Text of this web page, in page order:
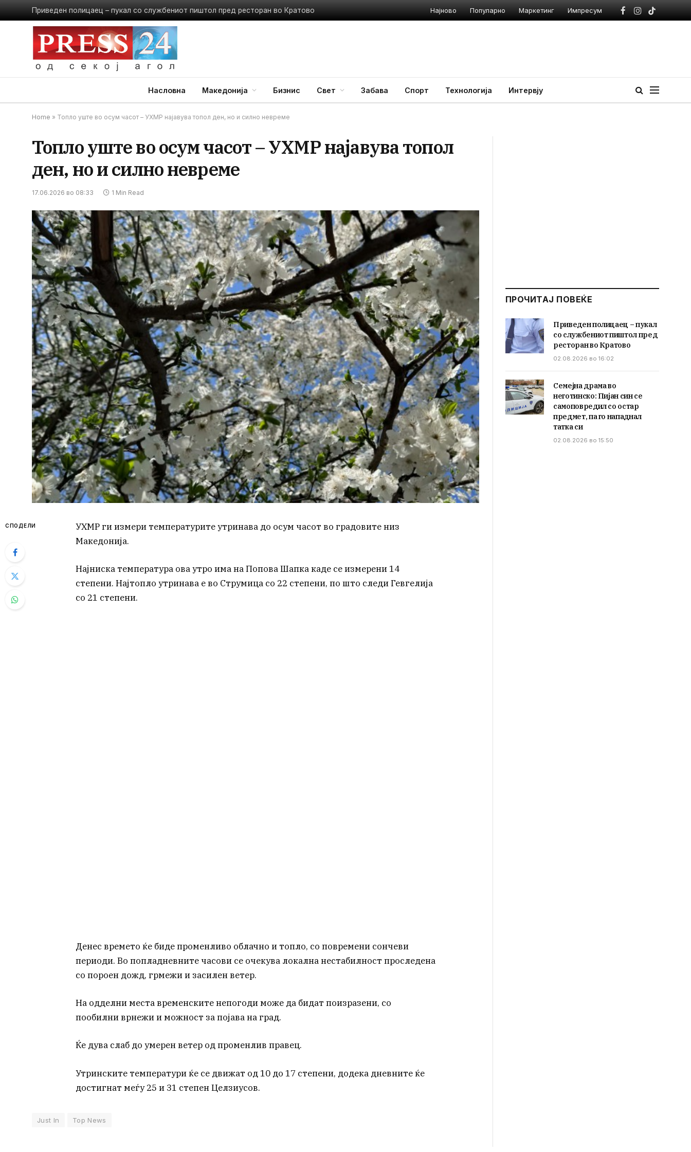
Приведен полицаец – пукал со службениот пиштол пред ресторан во Кратово Најново Популарно Маркетинг Импресум
Facebook
Instagram
TikTok
Насловна Македонија Бизнис Свет Забава Спорт Технологија Интервју
Home » Топло уште во осум часот – УХМР најавува топол ден, но и силно невреме
Топло уште во осум часот – УХМР најавува топол
ден, но и силно невреме
17.06.2026 во 08:33 1 Min Read
СПОДЕЛИ
УХМР ги измери температурите утринава до осум часот во градовите низ
Македонија.
Најниска температура ова утро има на Попова Шапка каде се измерени 14
степени. Најтопло утринава е во Струмица со 22 степени, по што следи Гевгелија
со 21 степени.
Денес времето ќе биде променливо облачно и топло, со повремени сончеви
периоди. Во попладневните часови се очекува локална нестабилност проследена
со пороен дожд, грмежи и засилен ветер.
На одделни места временските непогоди може да бидат поизразени, со
пообилни врнежи и можност за појава на град.
Ќе дува слаб до умерен ветер од променлив правец.
Утринските температури ќе се движат од 10 до 17 степени, додека дневните ќе
достигнат меѓу 25 и 31 степен Целзиусов.
Just In Top News
ПРОЧИТАЈ ПОВЕЌЕ
Приведен полицаец – пукал
со службениот пиштол пред
ресторан во Кратово
02.08.2026 во 16:02
Семејна драма во
неготинско: Пијан син се
самоповредил со остар
предмет, па го нападнал
татка си
02.08.2026 во 15:50